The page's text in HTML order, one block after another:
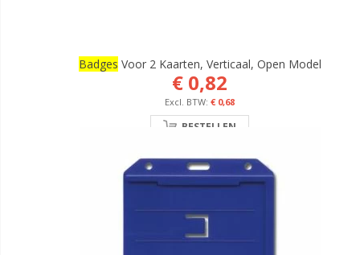
Badges Voor 2 Kaarten, Verticaal, Open Model
€ 0,82
€ 0,68
BESTELLEN